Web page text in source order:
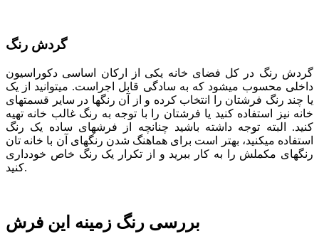
گردش رنگ
گردش رنگ در کل فضای خانه یکی از ارکان اساسی دکوراسیون
داخلی محسوب می­شود که به سادگی قابل اجراست. می­توانید از یک
یا چند رنگ فرش­تان را انتخاب کرده و از آن رنگ­ها در سایر قسمت­های
خانه نیز استفاده کنید یا فرشتان را با توجه به رنگ غالب خانه تهیه
کنید. البته توجه داشته باشید چنانچه از فرش­های ساده یک رنگ
استفاده می­کنید، بهتر است برای هماهنگ شدن رنگ­های آن با خانه­ تان
رنگ­های مکملش را به کار ببرید و از تکرار یک رنگ خاص خودداری
کنید.
بررسی رنگ زمینه این فرش